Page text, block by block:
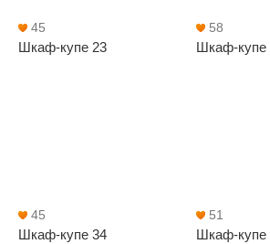
45
Шкаф-купе 23
58
Шкаф-купе
45
Шкаф-купе 34
51
Шкаф-купе